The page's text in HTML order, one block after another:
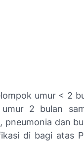
umur < 2
2 bulan
dan
di bagi atas